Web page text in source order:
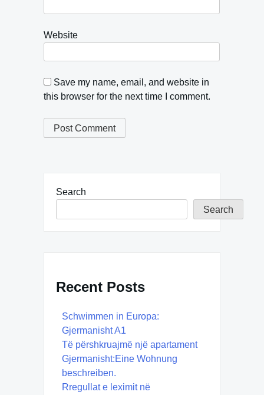
Website
Save my name, email, and website in
this browser for the next time I comment.
Search
Search
Recent Posts
Schwimmen in Europa:
Gjermanisht A1
Të përshkruajmë një apartament
Gjermanisht:Eine Wohnung
beschreiben.
Rregullat e leximit në